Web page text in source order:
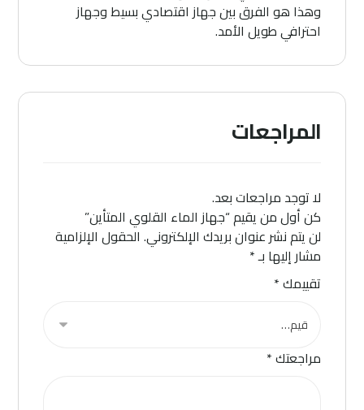
وهذا هو الفرق بين جهاز اقتصادي بسيط وجهاز
احترافي طويل الأمد.
المراجعات
لا توجد مراجعات بعد.
كن أول من يقيم “جهاز الماء القلوي المتأين”
لن يتم نشر عنوان بريدك الإلكتروني. الحقول الإلزامية
مشار إليها بـ*
تقييمك*
مراجعتك*